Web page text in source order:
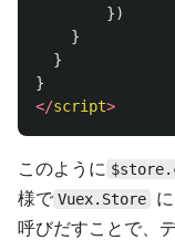
})
}
}
}
</script>
このように
様で Vuex.Store
呼びだすことで、